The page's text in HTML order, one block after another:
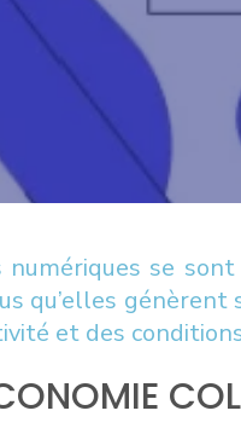
se
qu’elles
et des